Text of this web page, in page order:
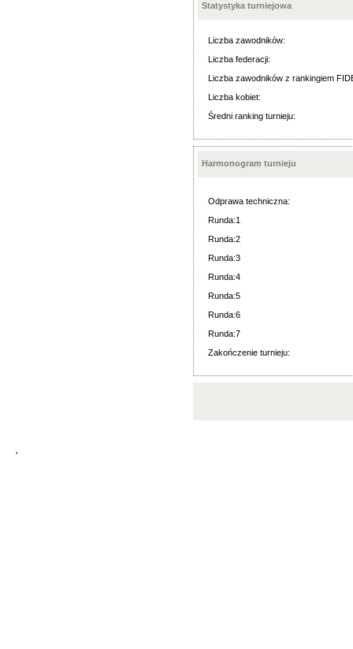
Statystyka turniejowa
Liczba zawodników:
Liczba federacji:
Liczba zawodników z rankingiem
Liczba kobiet:
Średni ranking turnieju:
Harmonogram turnieju
Odprawa techniczna:
Runda:1
Runda:2
Runda:3
Runda:4
Runda:5
Runda:6
Runda:7
Zakończenie turnieju:
'